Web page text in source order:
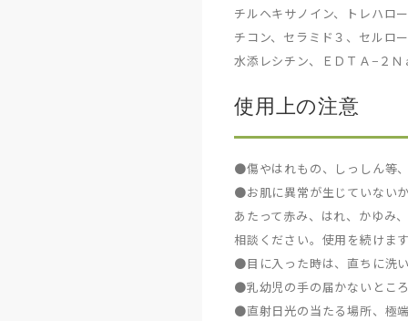
チルヘキサノイン、トレハロ
チコン、セラミド３、セルロ
水添レシチン、ＥＤＴＡ−２
使用上の注意
●傷やはれもの、しっしん等
●お肌に異常が生じていない
あたって赤み、はれ、かゆみ
相談ください。使用を続けま
●目に入った時は、直ちに洗
●乳幼児の手の届かないとこ
●直射日光の当たる場所、極